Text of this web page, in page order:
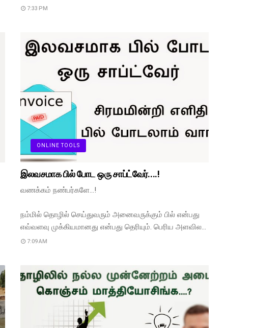
7:33 PM
ONLINE TOOLS
இலவசமாக பில் போட ஒரு சாப்ட்வேர்....!
வணக்கம் நண்பர்களே...!
நம்மில் தொழில் செய்துவரும் அனைவருக்கும் பில் என்பது
எவ்வளவு முக்கியமானது என்பது தெரியும். பெரிய அளவில…
7:09 AM